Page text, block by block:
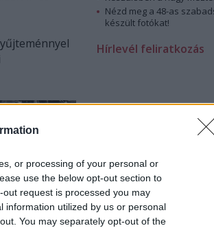
or processing of your personal or
use the below opt-out section to
request is processed you may
information utilized by us or personal
You may separately opt-out of the
Nézd meg a 48-as
készült fotókat!
Hírlevél feliratkozás